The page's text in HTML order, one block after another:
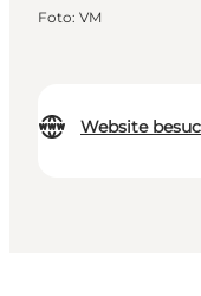
Website
Foto: VM